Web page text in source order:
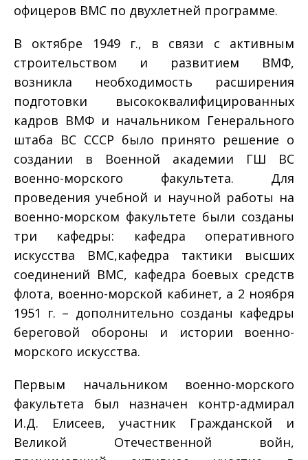
офицеров ВМС по двухлетней программе.
В октябре 1949 г., в связи с активным
строительством и развитием ВМФ,
возникла необходимость расширения
подготовки высококвалифицированных
кадров ВМФ и начальником Генерального
штаба ВС СССР было принято решение о
создании в Военной академии ГШ ВС
военно-морского факультета. Для
проведения учебной и научной работы на
военно-морском факультете были созданы
три кафедры: кафедра оперативного
искусства ВМС,кафедра тактики высших
соединений ВМС, кафедра боевых средств
флота, военно-морской кабинет, а 2 ноября
1951 г. – дополнительно созданы кафедры
береговой обороны и истории военно-
морского искусства.
Первым начальником военно-морского
факультета был назначен контр-адмирал
И.Д. Елисеев, участник Гражданской и
Великой Отечественной войн,